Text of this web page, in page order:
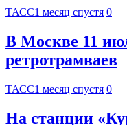
ТАСС1 месяц спустя 0
В Москве 11
ретротрамваев
ТАСС1 месяц спустя 0
На станции